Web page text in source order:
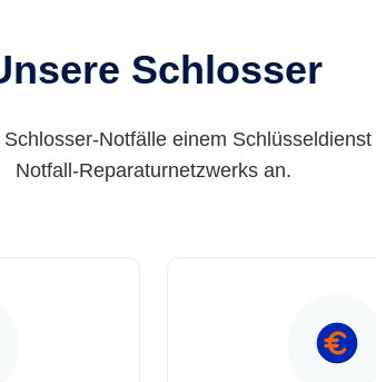
Schlosser
Notfälle einem
Notfall-Reparaturnetzwerks an.